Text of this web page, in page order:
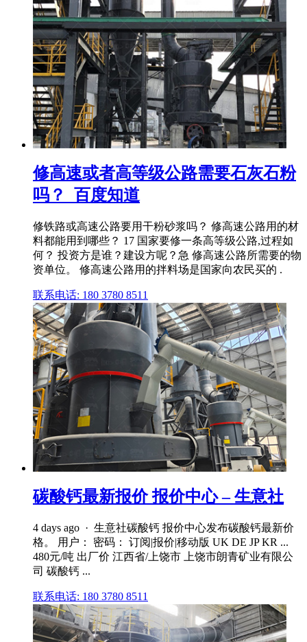
修高速或者高等级公路需要石灰石粉
吗？_百度知道
修铁路或高速公路要用干粉砂浆吗？ 修高速公路用的材
料都能用到哪些？ 17 国家要修一条高等级公路,过程如
何？ 投资方是谁？建设方呢？急 修高速公路所需要的物
资单位。 修高速公路用的拌料场是国家向农民买的 .
联系电话: 180 3780 8511
碳酸钙最新报价 报价中心 – 生意社
4 days ago · 生意社碳酸钙 报价中心发布碳酸钙最新价
格。 用户： 密码： 订阅|报价|移动版 UK DE JP KR ...
480元/吨 出厂价 江西省/上饶市 上饶市朗青矿业有限公
司 碳酸钙 ...
联系电话: 180 3780 8511